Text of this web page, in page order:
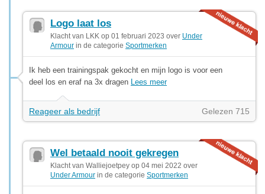
Logo laat los
Klacht van LKK op 01 februari 2023 over Under
Armour in de categorie Sportmerken
Ik heb een trainingspak gekocht en mijn logo is voor een
deel los en eraf na 3x dragen Lees meer
Reageer als bedrijf Gelezen 715
Wel betaald nooit gekregen
Klacht van Walliejoetpey op 04 mei 2022 over
Under Armour in de categorie Sportmerken